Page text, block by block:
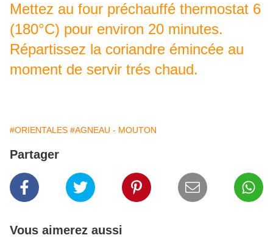
Mettez au four préchauffé thermostat 6
(180°C) pour environ 20 minutes.
Répartissez la coriandre émincée au
moment de servir trés chaud.
#ORIENTALES #AGNEAU - MOUTON
Partager
Vous aimerez aussi